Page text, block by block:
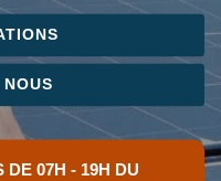
DE 07H - 19H DU